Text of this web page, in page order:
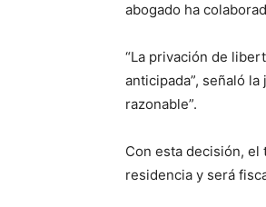
abogado ha
“La privación de
anticipada”, señaló
razonable”.
Con esta decisión,
residencia y será